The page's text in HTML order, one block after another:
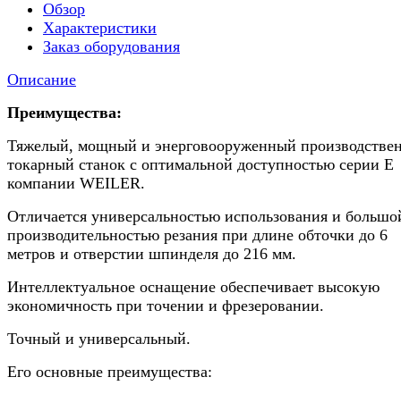
Обзор
Характеристики
Заказ оборудования
Описание
Преимущества:
Тяжелый, мощный и энерговооруженный
токарный станок с оптимальной доступностью серии Е
компании WEILER.
Отличается универсальностью использования и
производительностью резания при длине обточки до 6
метров и отверстии шпинделя до 216 мм.
Интеллектуальное оснащение обеспечивает высокую
экономичность при точении и фрезеровании.
Точный и универсальный.
Его основные преимущества: